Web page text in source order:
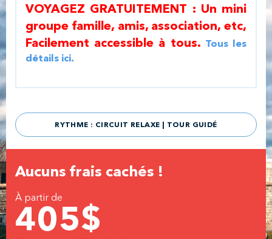
VOYAGEZ GRATUITEMENT : Un mini
groupe famille, amis, association, etc,
Facilement accessible à tous. Tous les
détails ici.
RYTHME : CIRCUIT RELAXE | TOUR GUIDÉ
Aucuns frais cachés !
À partir de
405$